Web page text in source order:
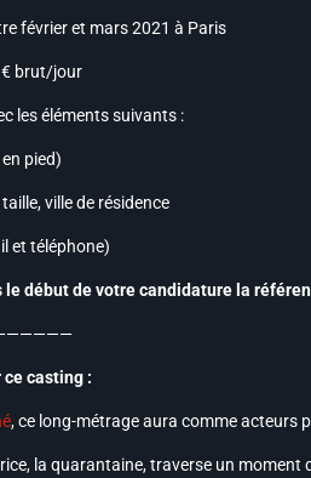
février et mars 2021 à Paris
€ brut/jour
les éléments suivants :
pied)
ville de résidence
et téléphone)
début de votre candidature la
ce casting :
, ce long-métrage aura comme acteurs
la quarantaine, traverse un moment